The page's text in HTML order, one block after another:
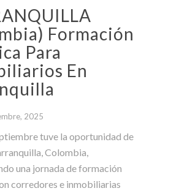
Formación
Para
En
2025
tuve la oportunidad de
Colombia,
una jornada de formación
corredores e inmobiliarias